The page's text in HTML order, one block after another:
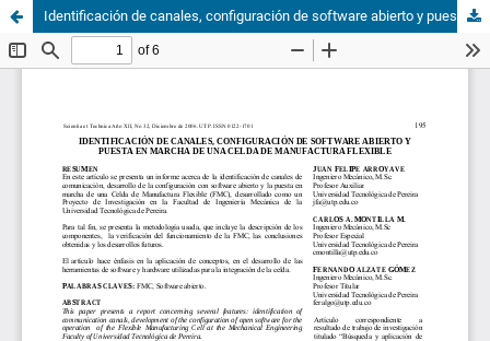
Identificación de canales, configuración de software abierto y puesta en marcha de una celda de manufactura flexible